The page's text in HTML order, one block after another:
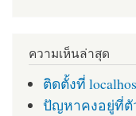
ความเห็นล่าสุด
ติดตั้งที่
ปัญหาคงอยู่ที่ตั